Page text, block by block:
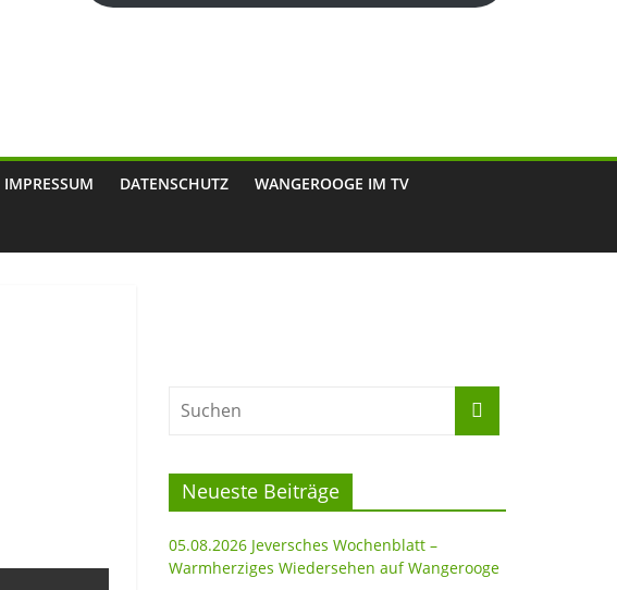
IMPRESSUM DATENSCHUTZ WANGEROOGE IM TV
Neueste Beiträge
05.08.2026 Jeversches Wochenblatt –
Warmherziges Wiedersehen auf Wangerooge